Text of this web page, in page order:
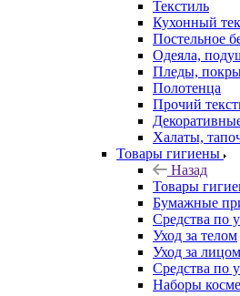
Текстиль
Кухонный
Постельное
Одеяла,
Пледы,
Полотенца
Прочий
Халаты,
Товары гигиены
Назад
Товары
Бумажные
Средства по
Уход за телом
Уход за лицом
Средства по
Наборы